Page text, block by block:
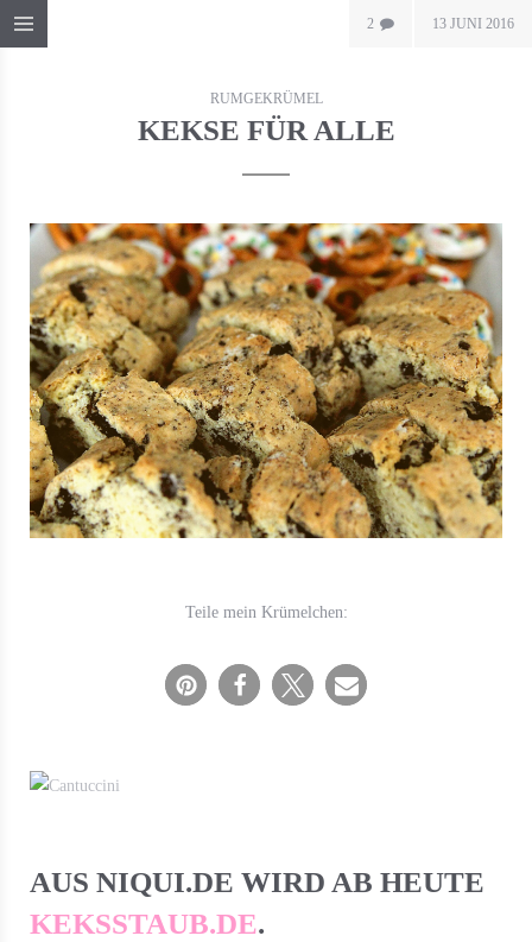
2 13 JUNI 2016
RUMGEKRÜMEL
KEKSE FÜR ALLE
Teile mein Krümelchen:
AUS NIQUI.DE WIRD AB HEUTE
KEKSSTAUB.DE.